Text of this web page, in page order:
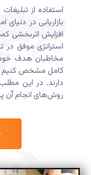
استفاده از
بازاریابی در
افزایش اثربخشی
استراتژی موفق در
مخاطبان هدف خود
کامل مشخص کنیم
دارند. در این
روش‌های انجام آن